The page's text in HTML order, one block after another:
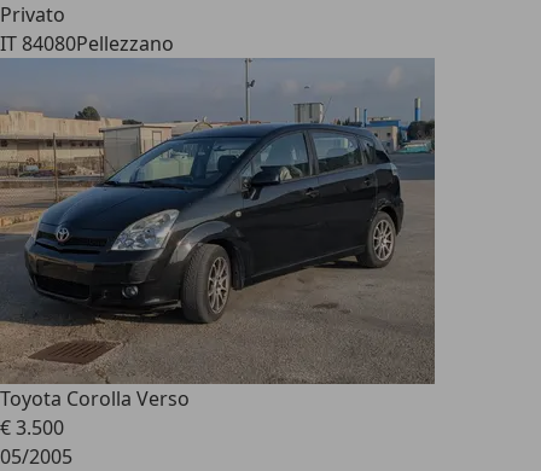
Privato
IT 84080Pellezzano
Toyota Corolla Verso
€ 3.500
05/2005